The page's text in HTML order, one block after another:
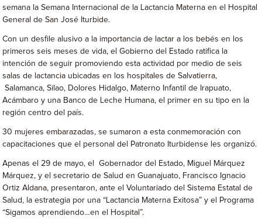
semana la Semana Internacional de la Lactancia Materna en el Hospital
General de San José Iturbide.
Con un desfile alusivo a la importancia de lactar a los bebés en los
primeros seis meses de vida, el Gobierno del Estado ratifica la
intención de seguir promoviendo esta actividad por medio de seis
salas de lactancia ubicadas en los hospitales de Salvatierra,
Salamanca, Silao, Dolores Hidalgo, Materno Infantil de Irapuato,
Acámbaro y una Banco de Leche Humana, el primer en su tipo en la
región centro del país.
30 mujeres embarazadas, se sumaron a esta conmemoración con
capacitaciones que el personal del Patronato Iturbidense les organizó.
Apenas el 29 de mayo, el Gobernador del Estado, Miguel Márquez
Márquez, y el secretario de Salud en Guanajuato, Francisco Ignacio
Ortiz Aldana, presentaron, ante el Voluntariado del Sistema Estatal de
Salud, la estrategia por una “Lactancia Materna Exitosa” y el Programa
“Sigamos aprendiendo…en el Hospital”.